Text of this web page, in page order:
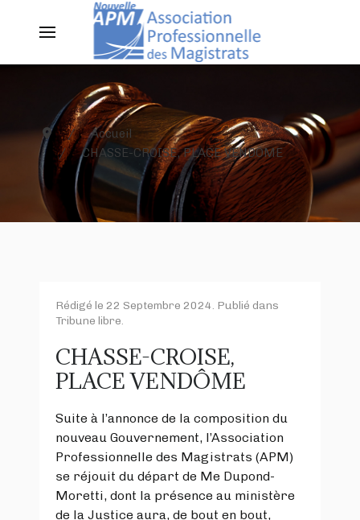
Accueil
CHASSE-CROISE, PLACE VENDÔME
Rédigé le 22 Septembre 2024. Publié dans
Tribune libre.
CHASSE-CROISE,
PLACE VENDÔME
Suite à l’annonce de la composition du
nouveau Gouvernement, l’Association
Professionnelle des Magistrats (APM)
se réjouit du départ de Me Dupond-
Moretti, dont la présence au ministère
de la Justice aura, de bout en bout,